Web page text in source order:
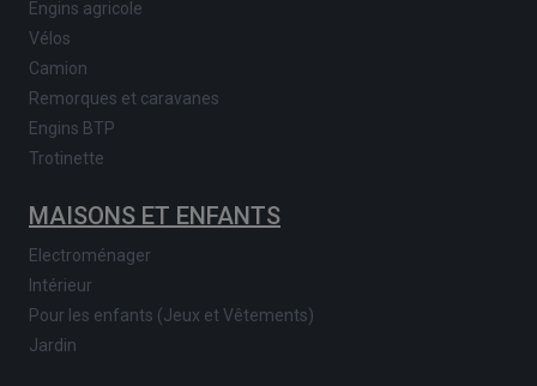
Engins agricole
Vélos
Camion
Remorques et caravanes
Engins BTP
Trotinette
MAISONS ET ENFANTS
Electroménager
Intérieur
Pour les enfants (Jeux et Vêtements)
Jardin